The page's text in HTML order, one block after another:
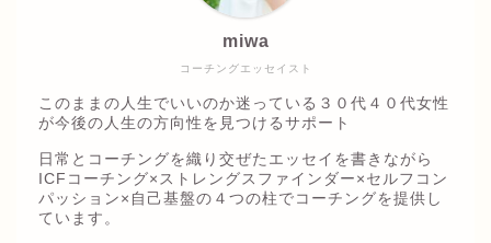
コーチングエッセイスト
miwa
このままの人生でいいのか迷っている３０代４０代女性
が今後の人生の方向性を見つけるサポート
日常とコーチングを織り交ぜたエッセイを書きながら
ICFコーチング×ストレングスファインダー×セルフコン
パッション×自己基盤の４つの柱でコーチングを提供し
ています。